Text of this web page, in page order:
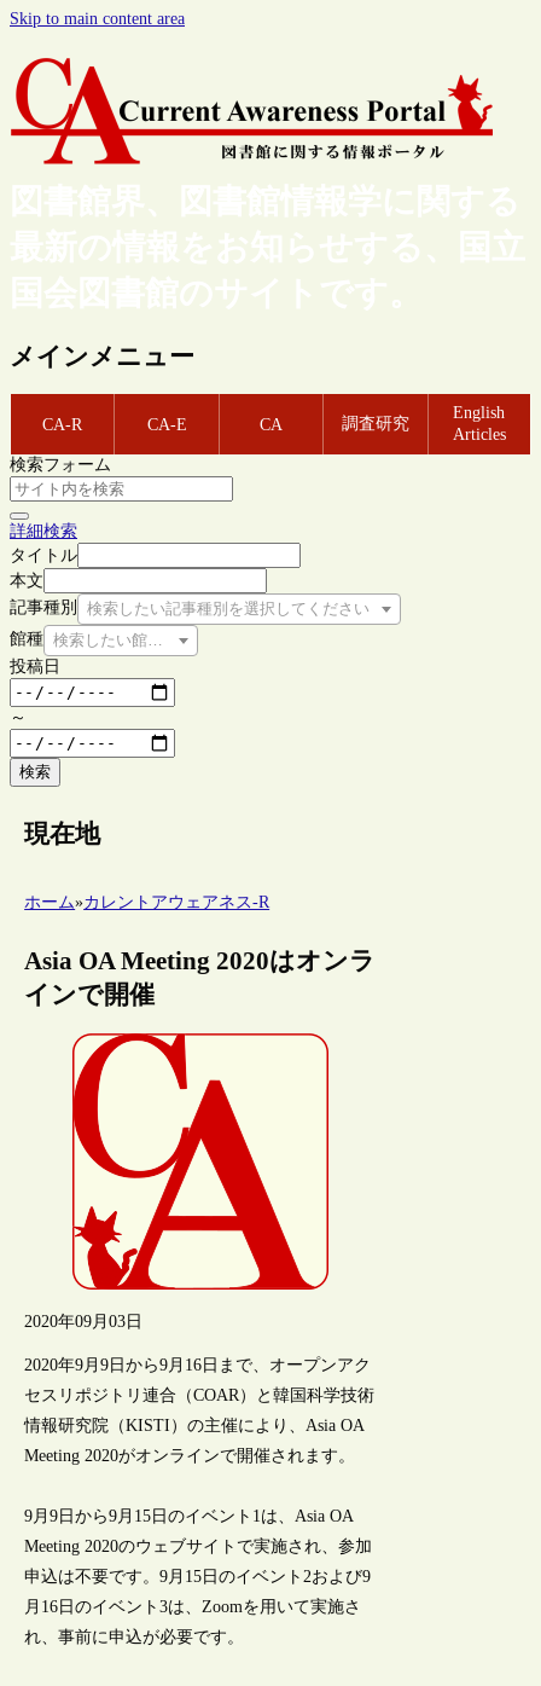
Skip to main content area
図書館界、図書館情報学に関する
最新の情報をお知らせする、国立
国会図書館のサイトです。
メインメニュー
CA-R CA-E CA 調査研究
English
Articles
検索フォーム
詳細検索
タイトル
本文
記事種別
検索したい記事種別を選択してください
館種 検索したい館種を選択してください
投稿日
～
検索
現在地
ホーム»カレントアウェアネス-R
Asia OA Meeting 2020はオンラ
インで開催
2020年09月03日
2020年9月9日から9月16日まで、オープンアク
セスリポジトリ連合（COAR）と韓国科学技術
情報研究院（KISTI）の主催により、Asia OA
Meeting 2020がオンラインで開催されます。
9月9日から9月15日のイベント1は、Asia OA
Meeting 2020のウェブサイトで実施され、参加
申込は不要です。9月15日のイベント2および9
月16日のイベント3は、Zoomを用いて実施さ
れ、事前に申込が必要です。